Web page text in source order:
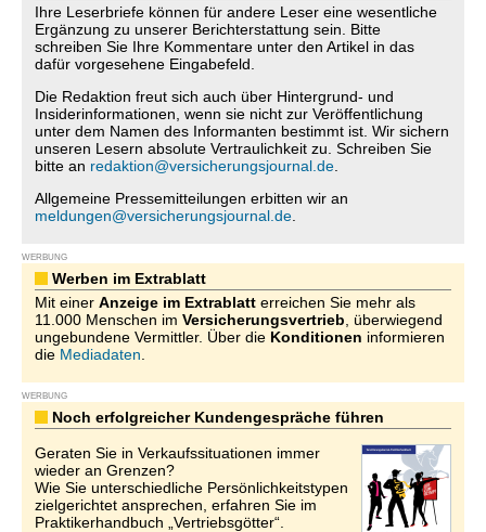
Ihre Leserbriefe können für andere Leser eine wesentliche
Ergänzung zu unserer Berichterstattung sein. Bitte
schreiben Sie Ihre Kommentare unter den Artikel in das
dafür vorgesehene Eingabefeld.
Die Redaktion freut sich auch über Hintergrund- und
Insiderinformationen, wenn sie nicht zur Veröffentlichung
unter dem Namen des Informanten bestimmt ist. Wir sichern
unseren Lesern absolute Vertraulichkeit zu. Schreiben Sie
bitte an redaktion@versicherungsjournal.de
Allgemeine Pressemitteilungen erbitten wir an
meldungen@versicherungsjournal.de
WERBUNG
Werben im Extrablatt
Mit einer Anzeige im Extrablatt erreichen Sie mehr als
11.000 Menschen im Versicherungsvertrieb , überwiegend
ungebundene Vermittler. Über die Konditionen informieren
die Mediadaten
WERBUNG
Noch erfolgreicher Kundengespräche führen
Geraten Sie in Verkaufssituationen immer
wieder an Grenzen?
Wie Sie unterschiedliche Persönlichkeitstypen
zielgerichtet ansprechen, erfahren Sie im
Praktikerhandbuch „Vertriebsgötter“.